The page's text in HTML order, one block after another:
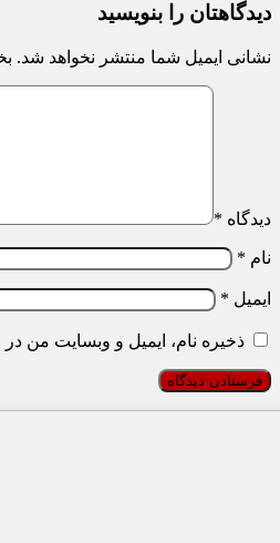
دیدگاهتان را بنویسید
نشانی ایمیل شما منتشر نخواهد شد.
دیدگاه *
نام *
ایمیل *
ذخیره نام، ایمیل و وبسایت من